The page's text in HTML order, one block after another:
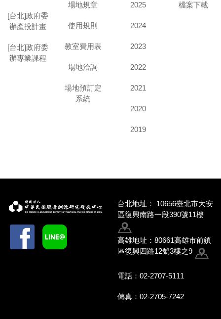
[台北]政府委
辦產投計畫
[台北]政府委
辦專業課程
場地規章
使用規則
教室費用表
場地洽詢
場地預訂定
系統
2025
2024
2023
2022
2021
2020
2019
檔案下載
台北地址：
10656臺北市大安
區復興南路一段390號11樓
高雄地址：80661高雄市前鎮
區復興四路12號3樓之9
電話：02-2707-5111
傳真：02-2705-7242